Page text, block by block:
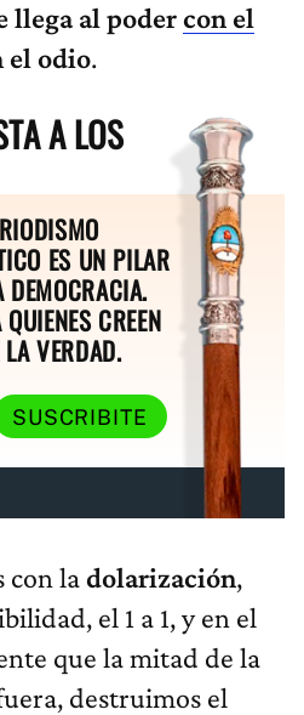
llega al podercon el
el odio.
A LOS
ES UN PILAR
DEMOCRACIA.
CREEN
VERDAD.
SUSCRIBITE
con ladolarización,
el 1 a 1, y en el
que la mitad de la
destruimos el